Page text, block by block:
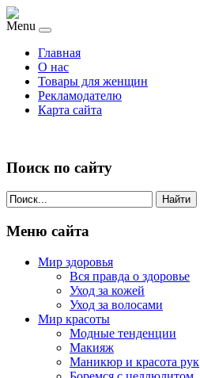
Menu
Главная
О нас
Товары для женщин
Рекламодателю
Карта сайта
Поиск по сайту
Найти
Меню сайта
Мир здоровья
Вся правда о здоровье
Уход за кожей
Уход за волосами
Мир красоты
Модные тенденции
Макияж
Маникюр и красота рук